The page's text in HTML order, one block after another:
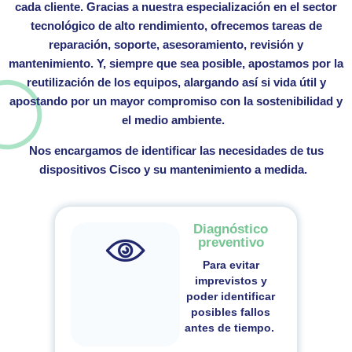
cada cliente. Gracias a nuestra especialización en el sector
tecnológico de alto rendimiento, ofrecemos tareas de
reparación, soporte, asesoramiento, revisión y
mantenimiento. Y, siempre que sea posible, apostamos por la
reutilización de los equipos, alargando así si vida útil y
apostando por un mayor compromiso con la sostenibilidad y
el medio ambiente.
Nos encargamos de identificar las necesidades de tus
dispositivos Cisco y su mantenimiento a medida.
Diagnóstico
preventivo
Para evitar
imprevistos y
poder identificar
posibles fallos
antes de tiempo.